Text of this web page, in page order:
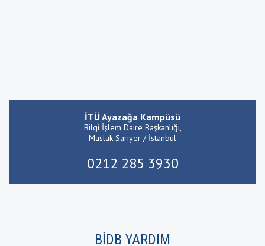
İTÜ Ayazağa Kampüsü
Bilgi İşlem Daire Başkanlığı,
Maslak-Sarıyer / İstanbul
0212 285 3930
BİDB YARDIM